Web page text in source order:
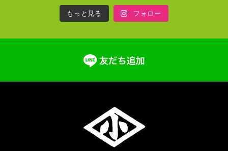
もっと見る フォロー